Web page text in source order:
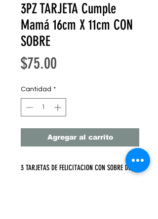
3PZ TARJETA Cumple
Mamá 16cm X 11cm CON
SOBRE
$75.00
Cantidad *
Agregar al carrito
3 TARJETAS DE FELICITACION CON SOBRE DE